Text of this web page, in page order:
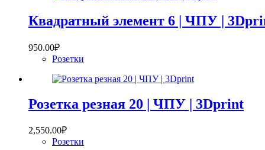
Квадратный элемент 6 | ЧПУ |
950.00₽
Розетки
Розетка резная 20 | ЧПУ | 3Dprint
2,550.00₽
Розетки